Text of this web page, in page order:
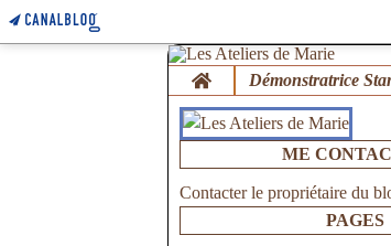
Home
ME
Contacter le propriétaire du
PAGES